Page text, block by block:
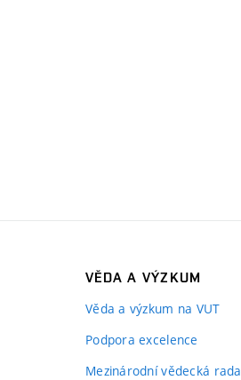
VĚDA A VÝZKUM
Věda a výzkum na VUT
Podpora excelence
Mezinárodní vědecká rada